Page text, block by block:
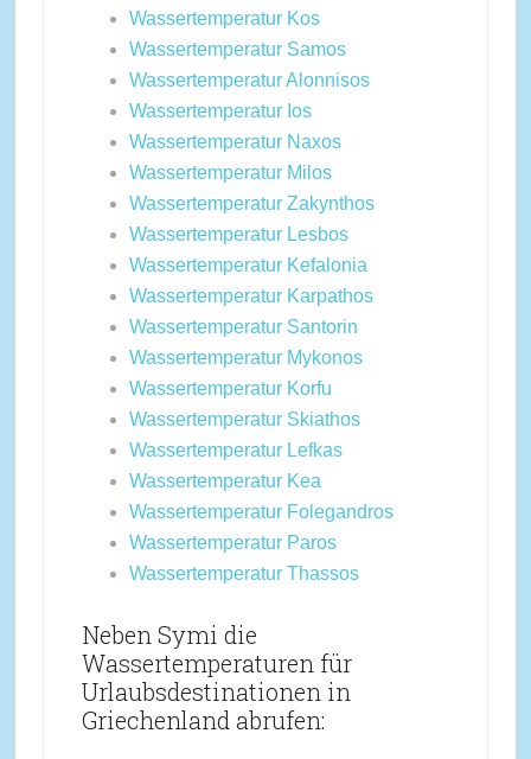
Wassertemperatur Kos
Wassertemperatur Samos
Wassertemperatur Alonnisos
Wassertemperatur Ios
Wassertemperatur Naxos
Wassertemperatur Milos
Wassertemperatur Zakynthos
Wassertemperatur Lesbos
Wassertemperatur Kefalonia
Wassertemperatur Karpathos
Wassertemperatur Santorin
Wassertemperatur Mykonos
Wassertemperatur Korfu
Wassertemperatur Skiathos
Wassertemperatur Lefkas
Wassertemperatur Kea
Wassertemperatur Folegandros
Wassertemperatur Paros
Wassertemperatur Thassos
Neben Symi die
Wassertemperaturen für
Urlaubsdestinationen in
Griechenland abrufen: